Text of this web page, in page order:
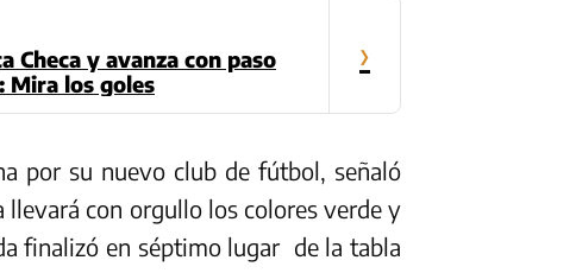
Checa y avanza con paso
Mira los goles
›
por su nuevo club de fútbol, señaló
llevará con orgullo los colores verde y
finalizó en séptimo lugar de la tabla